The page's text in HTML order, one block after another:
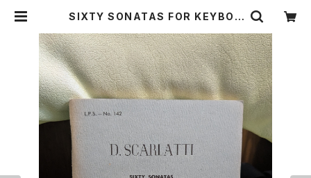
SIXTY SONATAS FOR KEYBOA
LATTI】出版社：LEA POCKET SC
ORES 1965年 | Birds' Tale Coll
ective